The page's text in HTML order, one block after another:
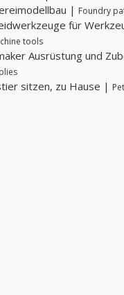
| Foundry
für
tools
Ausrüstung und
sitzen, zu Hause |